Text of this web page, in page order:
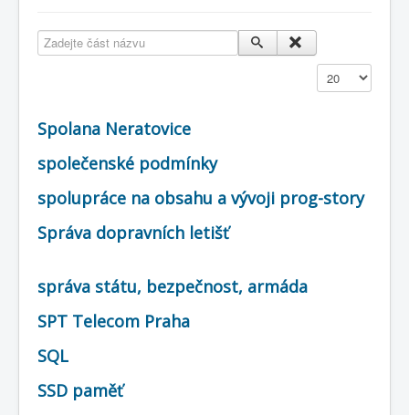
Cíle expozice
Historické počítače
COBOL
O nás
Úvod Mapa stránek (štítky)
Zadejte část názvu
Zobrazit
Spolana Neratovice
společenské podmínky
spolupráce na obsahu a vývoji prog-story
Správa dopravních letišť
správa státu, bezpečnost, armáda
SPT Telecom Praha
SQL
SSD paměť